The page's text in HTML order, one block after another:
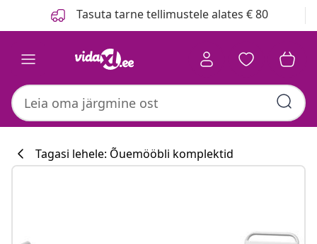
Tasuta tarne tellimustele alates € 80
Tagasi lehele: Õuemööbli komplektid